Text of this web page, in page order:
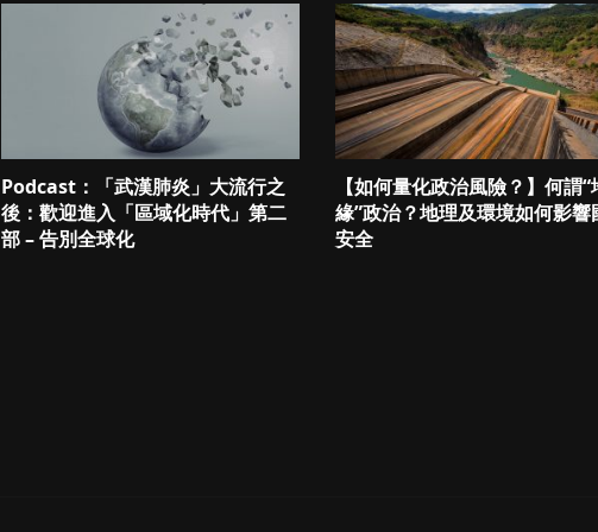
Podcast：「武漢肺炎」大流行之
後：歡迎進入「區域化時代」第二
部 – 告別全球化
【如何量化政治風險？】何謂“
緣”政治？地理及環境如何影響
安全